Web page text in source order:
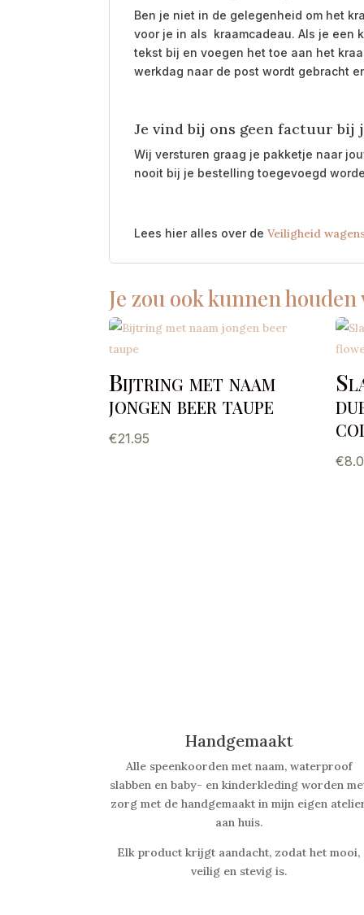
Ben je niet in de gelegenheid om het
voor je in als kraamcadeau. Als je een
tekst bij en voegen het toe aan het
werkdag naar de post wordt gebracht
Je vind bij ons geen factuur bij
Wij versturen graag je pakketje naar
nooit bij je bestelling toegevoegd
Lees hier alles over deVeiligheid
Je zou ook kunnen
Bijtring met naam
jongen beer taupe
€21.95
€
Handgemaakt
Alle speenkoorden met naam, waterproof
slabben en baby- en kinderkleding worden
zorg met de handgemaakt in mijn eigen
aan huis.
Elk product krijgt aandacht, zodat het mooi,
veilig en stevig is.